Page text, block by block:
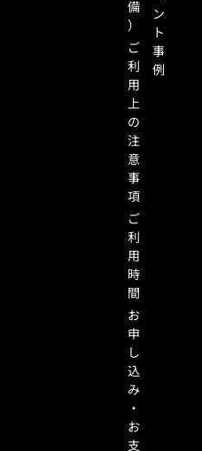
備
）
ご
利
用
上
の
注
意
事
項
ご
利
用
時
間
お
申
し
込
み
・
お
支
ン
ト
事
例